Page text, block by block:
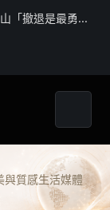
湛手藝修復精品
與質感生活媒體